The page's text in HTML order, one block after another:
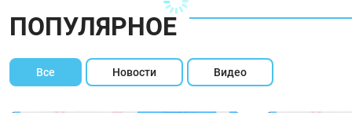
ПОПУЛЯРНОЕ
Все Новости Видео